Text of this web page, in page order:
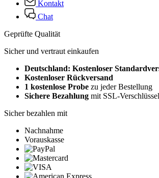
Kontakt
Chat
Geprüfte Qualität
Sicher und vertraut einkaufen
Deutschland: Kostenloser
Kostenloser Rückversand
1 kostenlose Probe zu jeder Bestellung
Sichere Bezahlung mit SSL-
Sicher bezahlen mit
Nachnahme
Vorauskasse